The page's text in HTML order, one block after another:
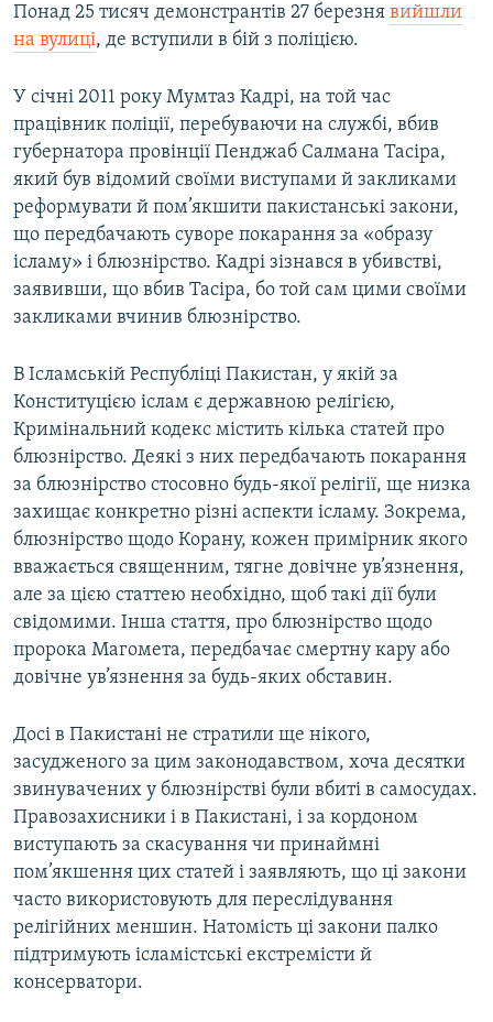
КРИМ РЕАЛІЇ
УКР
КТАТ
ДОЛУЧАЙСЯ!
Усі сайти RFE/RL
Понад 25 тисяч демонстрантів 27 березня вийшли
на вулиці, де вступили в бій з поліцією.
У січні 2011 року Мумтаз Кадрі, на той час
працівник поліції, перебуваючи на службі, вбив
губернатора провінції Пенджаб Салмана Тасіра,
який був відомий своїми виступами й закликами
реформувати й пом’якшити пакистанські закони,
що передбачають суворе покарання за «образу
ісламу» і блюзнірство. Кадрі зізнався в убивстві,
заявивши, що вбив Тасіра, бо той сам цими своїми
закликами вчинив блюзнірство.
В Ісламській Республіці Пакистан, у якій за
Конституцією іслам є державною релігією,
Кримінальний кодекс містить кілька статей про
блюзнірство. Деякі з них передбачають покарання
за блюзнірство стосовно будь-якої релігії, ще низка
захищає конкретно різні аспекти ісламу. Зокрема,
блюзнірство щодо Корану, кожен примірник якого
вважається священним, тягне довічне ув’язнення,
але за цією статтею необхідно, щоб такі дії були
свідомими. Інша стаття, про блюзнірство щодо
пророка Магомета, передбачає смертну кару або
довічне ув’язнення за будь-яких обставин.
Досі в Пакистані не стратили ще нікого,
засудженого за цим законодавством, хоча десятки
звинувачених у блюзнірстві були вбиті в самосудах.
Правозахисники і в Пакистані, і за кордоном
виступають за скасування чи принаймні
пом’якшення цих статей і заявляють, що ці закони
часто використовують для переслідування
релігійних меншин. Натомість ці закони палко
підтримують ісламістські екстремісти й
консерватори.